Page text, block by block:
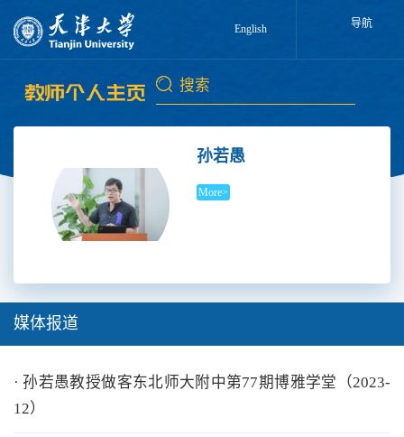
English 导航
孙若愚
More>
媒体报道
· 孙若愚教授做客东北师大附中第77期博雅学堂（2023-
12）